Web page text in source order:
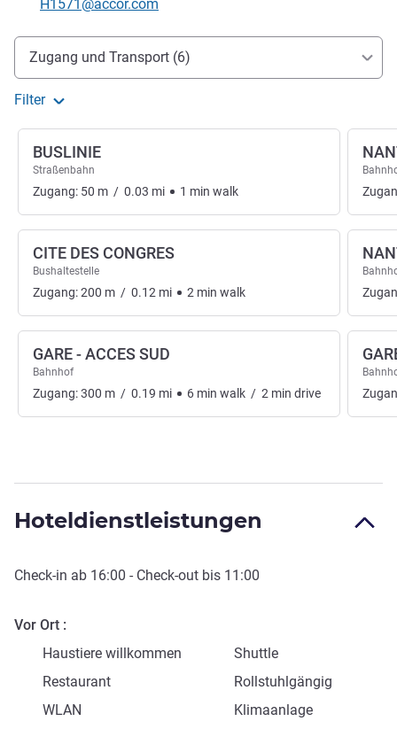
H1571@accor.com
Erreichbarkeit und Anbindung
Zugang und Transport (6)
Filter
BUSLINIE
Straßenbahn
Zugang: 50 m / 0.03 mi 1 min walk
CITE DES CONGRES
Bushaltestelle
Zugang:200 m / 0.12 mi 2 min walk
GARE - ACCES SUD
Bahnhof
Zugang:300 m / 0.19 mi 6 min walk / 2 min drive
Hoteldienstleistungen
Check-in ab 16:00 - Check-out bis 11:00
Vor Ort
Haustiere willkommen
Shuttle
Restaurant
Rollstuhlgängig
WLAN
Klimaanlage